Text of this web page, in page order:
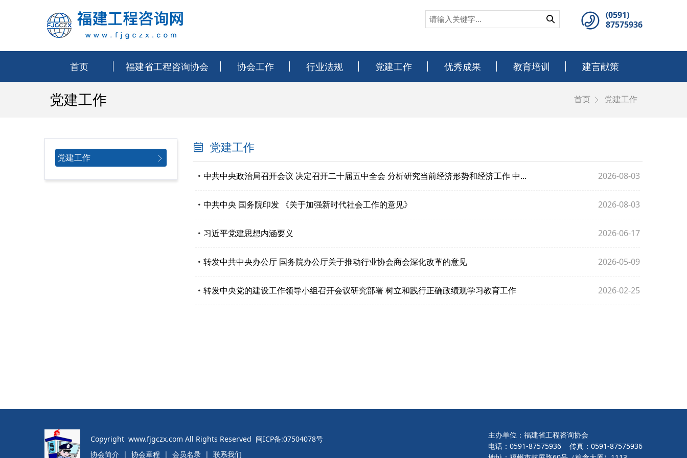
(0591)
87575936
首页 福建省工程咨询协会 协会工作 行业法规 党建工作 优秀成果 教育培训 建言献策
党建工作 首页 党建工作
党建工作
党建工作
中共中央政治局召开会议 决定召开二十届五中全会 分析研究当前经济形势和经济工作 中... 2026-08-03
中共中央 国务院印发 《关于加强新时代社会工作的意见》 2026-08-03
习近平党建思想内涵要义 2026-06-17
转发中共中央办公厅 国务院办公厅关于推动行业协会商会深化改革的意见 2026-05-09
转发中央党的建设工作领导小组召开会议研究部署 树立和践行正确政绩观学习教育工作 2026-02-25
Copyright www.fjgczx.com All Rights Reserved 闽ICP备:07504078号
协会简介 | 协会章程 | 会员名录 | 联系我们
主办单位：福建省工程咨询协会
电话：0591-87575936 传真：0591-87575936